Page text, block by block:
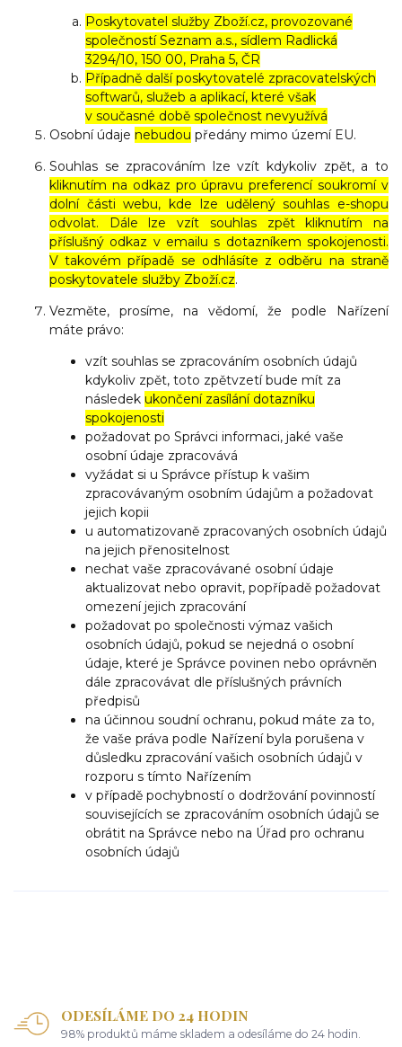
Poskytovatel služby Zboží.cz, provozované
společností Seznam a.s., sídlem Radlická
3294/10, 150 00, Praha 5, ČR
Případně další poskytovatelé zpracovatelských
softwarů, služeb a aplikací, které však
v současné době společnost nevyužívá
Osobní údaje nebudou předány mimo území EU.
Souhlas se zpracováním lze vzít kdykoliv zpět, a to
kliknutím na odkaz pro úpravu preferencí soukromí v
dolní části webu, kde lze udělený souhlas e-shopu
odvolat. Dále lze vzít souhlas zpět kliknutím na
příslušný odkaz v emailu s dotazníkem spokojenosti.
V takovém případě se odhlásíte z odběru na straně
poskytovatele služby Zboží.cz.
Vezměte, prosíme, na vědomí, že podle Nařízení
máte právo:
vzít souhlas se zpracováním osobních údajů
kdykoliv zpět, toto zpětvzetí bude mít za
následek ukončení zasílání dotazníku
spokojenosti
požadovat po Správci informaci, jaké vaše
osobní údaje zpracovává
vyžádat si u Správce přístup k vašim
zpracovávaným osobním údajům a požadovat
jejich kopii
u automatizovaně zpracovaných osobních údajů
na jejich přenositelnost
nechat vaše zpracovávané osobní údaje
aktualizovat nebo opravit, popřípadě požadovat
omezení jejich zpracování
požadovat po společnosti výmaz vašich
osobních údajů, pokud se nejedná o osobní
údaje, které je Správce povinen nebo oprávněn
dále zpracovávat dle příslušných právních
předpisů
na účinnou soudní ochranu, pokud máte za to,
že vaše práva podle Nařízení byla porušena v
důsledku zpracování vašich osobních údajů v
rozporu s tímto Nařízením
v případě pochybností o dodržování povinností
souvisejících se zpracováním osobních údajů se
obrátit na Správce nebo na Úřad pro ochranu
osobních údajů
ODESÍLÁME DO 24 HODIN
98% produktů máme skladem a odesíláme do 24 hodin.